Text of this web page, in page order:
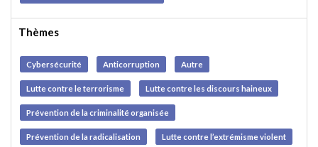
Fin:8th August 2026
Début:8th August 2026
Fin:8th August 2026
Thèmes
Cybersécurité Anticorruption Autre
Lutte contre le terrorisme Lutte contre les discours haineux
Prévention de la criminalité organisée
Prévention de la radicalisation Lutte contre l’extrémisme violent